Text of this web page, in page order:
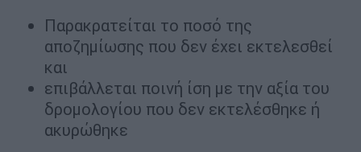
Παρακρατείται το ποσό της
αποζημίωσης που δεν έχει εκτελεσθεί
και
επιβάλλεται ποινή ίση με την αξία του
δρομολογίου που δεν εκτελέσθηκε ή
ακυρώθηκε